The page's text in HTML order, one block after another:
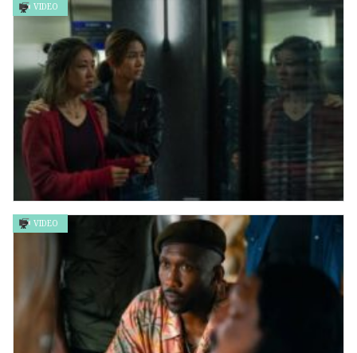
銀河守護隊3 Guardians of the Galaxy Vol. 3
失衡凶間 Tales From The Occult
VIDEO
VIDEO